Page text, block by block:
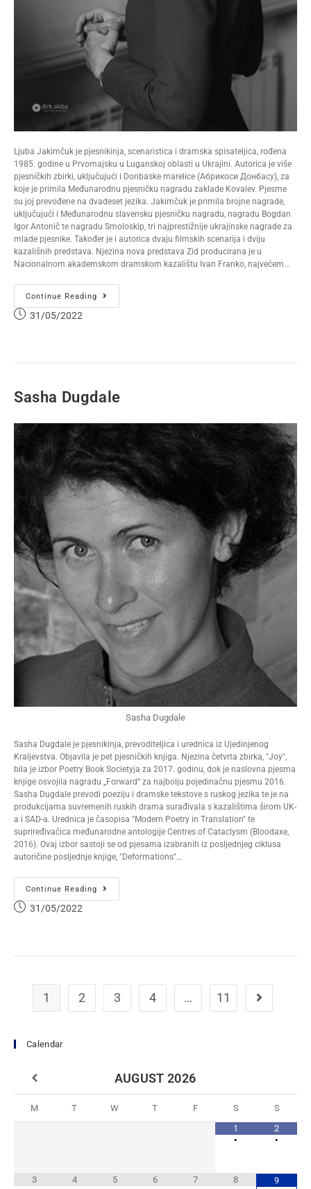
Ljuba Jakimčuk je pjesnikinja, scenaristica i dramska spisateljica, rođena
1985. godine u Prvomajsku u Luganskoj oblasti u Ukrajini. Autorica je više
pjesničkih zbirki, uključujući i Donbaske marelice (Абрикоси Донбасу), za
koje je primila Međunarodnu pjesničku nagradu zaklade Kovalev. Pjesme
su joj prevođene na dvadeset jezika. Jakimčuk je primila brojne nagrade,
uključujući i Međunarodnu slavensku pjesničku nagradu, nagradu Bogdan
Igor Antonič te nagradu Smoloskip, tri najprestižnije ukrajinske nagrade za
mlade pjesnike. Također je i autorica dvaju filmskih scenarija i dviju
kazališnih predstava. Njezina nova predstava Zid producirana je u
Nacionalnom akademskom dramskom kazalištu Ivan Franko, najvećem…
Continue Reading
31/05/2022
Sasha Dugdale
Sasha Dugdale
Sasha Dugdale je pjesnikinja, prevoditeljica i urednica iz Ujedinjenog
Kraljevstva. Objavila je pet pjesničkih knjiga. Njezina četvrta zbirka, "Joy",
bila je izbor Poetry Book Societyja za 2017. godinu, dok je naslovna pjesma
knjige osvojila nagradu „Forward“ za najbolju pojedinačnu pjesmu 2016.
Sasha Dugdale prevodi poeziju i dramske tekstove s ruskog jezika te je na
produkcijama suvremenih ruskih drama surađivala s kazalištima širom UK-
a i SAD-a. Urednica je časopisa "Modern Poetry in Translation" te
supriređivačica međunarodne antologije Centres of Cataclysm (Bloodaxe,
2016). Ovaj izbor sastoji se od pjesama izabranih iz posljednjeg ciklusa
autoričine posljednje knjige, "Deformations"…
Continue Reading
31/05/2022
1 2 3 4 … 11
Calendar
AUGUST 2026
M T W T F S
S
1
•
2
•
3 4 5 6 7 8 9